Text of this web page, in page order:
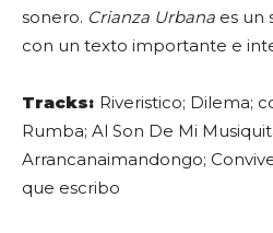
sonero. Crianza Urbana es un
con un texto importante e
Tracks: Riveristico; Dilema;
Rumba; Al Son De Mi
Arrancanaimandongo;
que escribo